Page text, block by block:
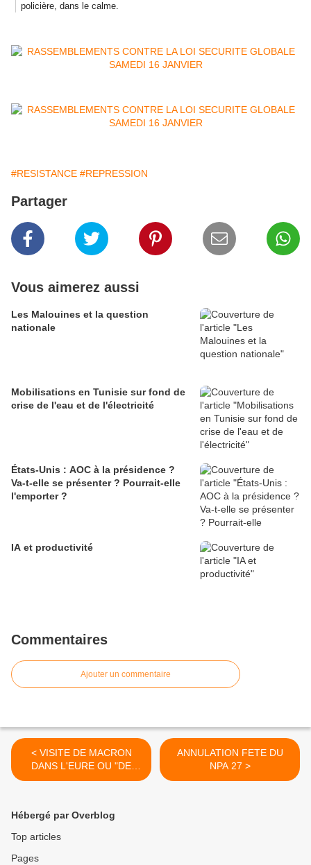
policière, dans le calme.
#RESISTANCE #REPRESSION
Partager
Vous aimerez aussi
Les Malouines et la question
nationale
Mobilisations en Tunisie sur fond de
crise de l'eau et de l'électricité
États-Unis : AOC à la présidence ?
Va-t-elle se présenter ? Pourrait-elle
l'emporter ?
IA et productivité
Commentaires
Ajouter un commentaire
< VISITE DE MACRON
DANS L'EURE OU "DE
L'ART DU TROMPE-
ANNULATION FETE DU
NPA 27 >
Hébergé par Overblog
Top articles
Pages